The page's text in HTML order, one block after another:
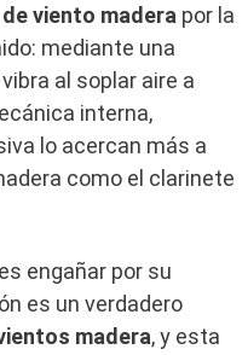
viento madera por la
mediante una
al soplar aire a
interna,
lo acercan más a
como el clarinete
engañar por su
es un verdadero
madera, y esta